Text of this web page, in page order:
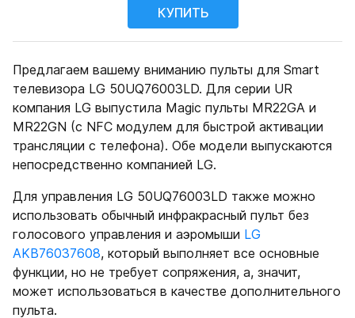
Предлагаем вашему вниманию пульты для Smart
телевизора LG 50UQ76003LD. Для серии UR
компания LG выпустила Magic пульты MR22GA и
MR22GN (с NFC модулем для быстрой активации
трансляции с телефона). Обе модели выпускаются
непосредственно компанией LG.
Для управления LG 50UQ76003LD также можно
использовать обычный инфракрасный пульт без
голосового управления и аэромыши LG
AKB76037608, который выполняет все основные
функции, но не требует сопряжения, а, значит,
может использоваться в качестве дополнительного
пульта.